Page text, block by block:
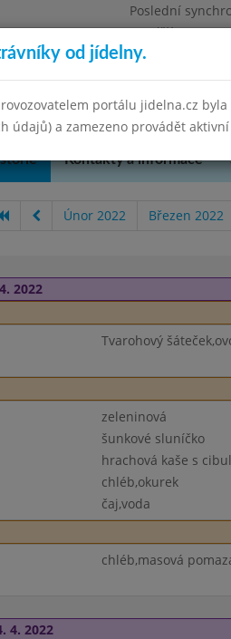
Poslední
Pondělí 7.7.2025
u Přerova, okres
Kontakty a informace
Únor 2022 Březen 2022
2022
Tvarohový
zeleninová
šunkové sluníčko
hrachová kaše s
chléb,okurek
čaj,voda
chléb,masová
4. 2022
od jídelny.
portálu jidelna.cz
údajů) a zamezeno provádět